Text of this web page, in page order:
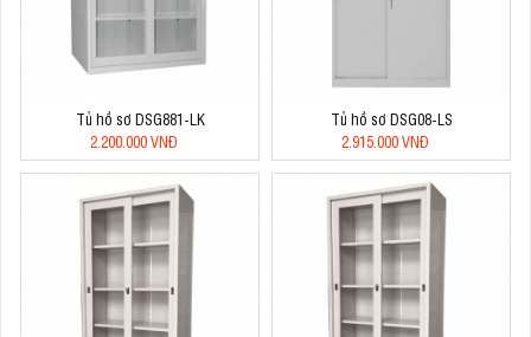
Tủ hồ sơ DSG881-LK
2.200.000 VNĐ
Tủ hồ sơ DSG08-LS
2.915.000 VNĐ